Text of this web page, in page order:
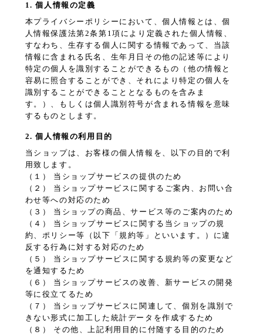
1. 個人情報の定義
本プライバシーポリシーにおいて、個人情報とは、個
人情報保護法第2条第1項により定義された個人情報、
すなわち、生存する個人に関する情報であって、当該
情報に含まれる氏名、生年月日その他の記述等により
特定の個人を識別することができるもの（他の情報と
容易に照合することができ、それにより特定の個人を
識別することができることとなるものを含みま
す。）、もしくは個人識別符号が含まれる情報を意味
するものとします。
2. 個人情報の利用目的
当ショップは、お客様の個人情報を、以下の目的で利
用致します。
（１） 当ショップサービスの提供のため
（２） 当ショップサービスに関するご案内、お問い合
わせ等への対応のため
（３） 当ショップの商品、サービス等のご案内のため
（４） 当ショップサービスに関する当ショップの規
約、ポリシー等（以下「規約等」といいます。）に違
反する行為に対する対応のため
（５） 当ショップサービスに関する規約等の変更など
を通知するため
（６） 当ショップサービスの改善、新サービスの開発
等に役立てるため
（７） 当ショップサービスに関連して、個別を識別で
きない形式に加工した統計データを作成するため
（８） その他、上記利用目的に付随する目的のため